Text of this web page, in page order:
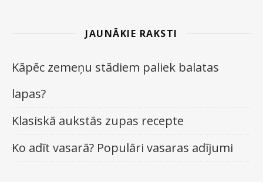
JAUNĀKIE RAKSTI
Kāpēc zemeņu stādiem paliek balatas
lapas?
Klasiskā aukstās zupas recepte
Ko adīt vasarā? Populāri vasaras adījumi